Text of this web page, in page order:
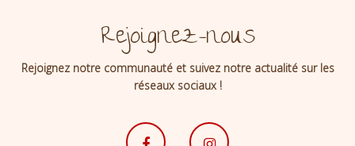
Rejoignez-nous
Rejoignez notre communauté et suivez notre actualité sur les
réseaux sociaux !